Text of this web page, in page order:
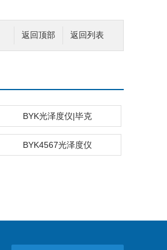
返回列表
返回顶部
BYK光泽度仪|毕克
BYK4567光泽度仪